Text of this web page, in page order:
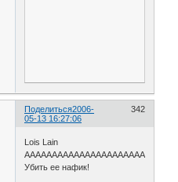
Поделиться 342
2006-
05-13 16:27:06
Lois Lain
Убить ее нафик!